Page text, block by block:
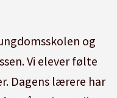
og
Vi elever følte
Dagens lærere har